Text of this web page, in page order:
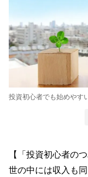
投資初心者でも始めやす
【「投資初心者の
世の中には収入も